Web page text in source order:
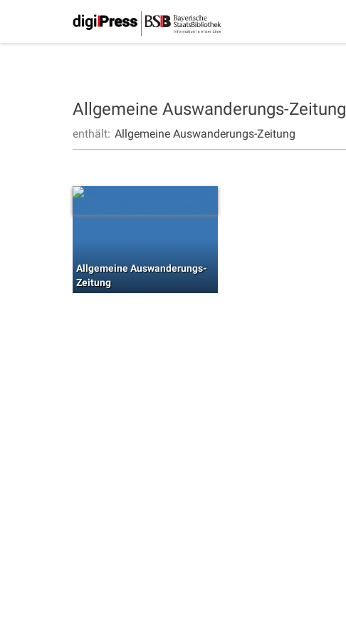
Allgemeine Auswanderungs-Zeitung
enthält: Allgemeine Auswanderungs-Zeitung
Allgemeine Auswanderungs-
Zeitung